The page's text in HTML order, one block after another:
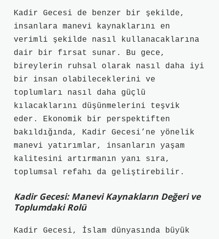
Kadir Gecesi de benzer bir şekilde,
insanlara manevi kaynaklarını en
verimli şekilde nasıl kullanacaklarına
dair bir fırsat sunar. Bu gece,
bireylerin ruhsal olarak nasıl daha iyi
bir insan olabileceklerini ve
toplumları nasıl daha güçlü
kılacaklarını düşünmelerini teşvik
eder. Ekonomik bir perspektiften
bakıldığında, Kadir Gecesi’ne yönelik
manevi yatırımlar, insanların yaşam
kalitesini artırmanın yanı sıra,
toplumsal refahı da geliştirebilir.
Kadir Gecesi: Manevi Kaynakların Değeri ve
Toplumdaki Rolü
Kadir Gecesi, İslam dünyasında büyük